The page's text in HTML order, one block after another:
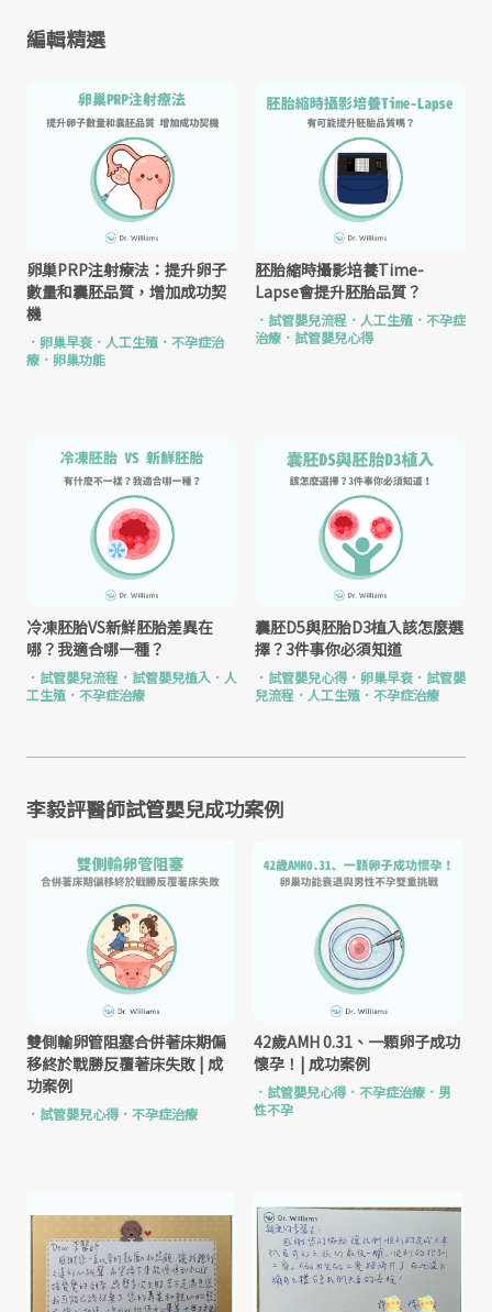
編輯精選
卵巢PRP注射療法：提升卵子
數量和囊胚品質，增加成功契
機
． 卵巢早衰 ． 人工生殖 ． 不孕症治
療 ． 卵巢功能
胚胎縮時攝影培養Time-
Lapse會提升胚胎品質？
． 試管嬰兒流程 ． 人工生殖 ． 不孕症
治療 ． 試管嬰兒心得
冷凍胚胎VS新鮮胚胎差異在
哪？我適合哪一種？
． 試管嬰兒流程 ． 試管嬰兒植入 ． 人
工生殖 ． 不孕症治療
囊胚D5與胚胎D3植入該怎麼選
擇？3件事你必須知道
． 試管嬰兒心得 ． 卵巢早衰 ． 試管嬰
兒流程 ． 人工生殖 ． 不孕症治療
李毅評醫師試管嬰兒成功案例
雙側輸卵管阻塞合併著床期偏
移終於戰勝反覆著床失敗 | 成
功案例
． 試管嬰兒心得 ． 不孕症治療
42歲AMH 0.31、一顆卵子成功
懷孕！| 成功案例
． 試管嬰兒心得 ．不孕症治療 ． 男
性不孕